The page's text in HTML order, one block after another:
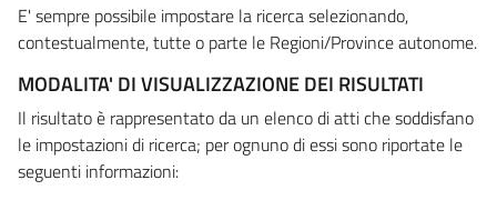
E' sempre possibile impostare la ricerca selezionando,
contestualmente, tutte o parte le Regioni/Province autonome.
MODALITA' DI VISUALIZZAZIONE DEI RISULTATI
Il risultato è rappresentato da un elenco di atti che soddisfano
le impostazioni di ricerca; per ognuno di essi sono riportate le
seguenti informazioni: